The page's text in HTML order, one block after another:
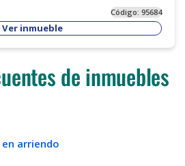
Código:95684
Ver inmueble
de inmuebles
arriendo